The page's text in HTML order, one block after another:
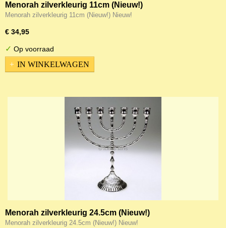
Menorah zilverkleurig 11cm (Nieuw!)
Menorah zilverkleurig 11cm (Nieuw!) Nieuw!
€ 34,95
✓ Op voorraad
IN WINKELWAGEN
Menorah zilverkleurig 24.5cm (Nieuw!)
Menorah zilverkleurig 24.5cm (Nieuw!) Nieuw!